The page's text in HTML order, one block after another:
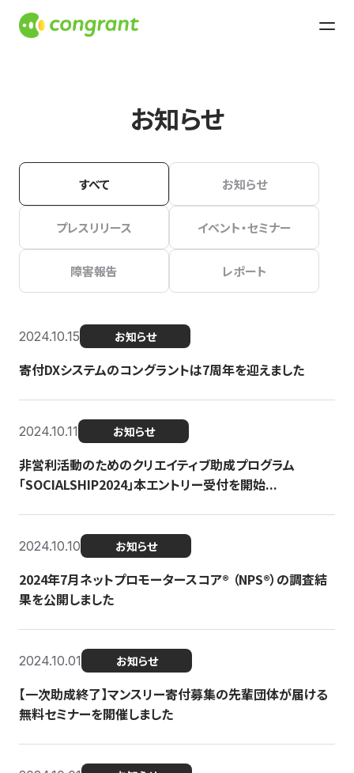
お知らせ
すべて お知らせ
プレスリリース イベント・セミナー
障害報告 レポート
2024.10.15 お知らせ
寄付DXシステムのコングラントは7周年を迎えました
2024.10.11 お知らせ
非営利活動のためのクリエイティブ助成プログラム
「SOCIALSHIP2024」本エントリー受付を開始...
2024.10.10 お知らせ
2024年7月ネットプロモータースコア®︎ （NPS®︎）の調査結
果を公開しました
2024.10.01 お知らせ
【一次助成終了】マンスリー寄付募集の先輩団体が届ける
無料セミナーを開催しました